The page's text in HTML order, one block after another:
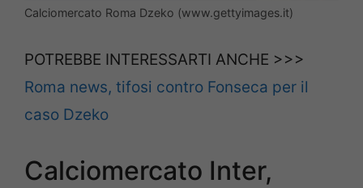
Calciomercato Roma Dzeko (www.gettyimages.it)
POTREBBE INTERESSARTI ANCHE >>>
Roma news, tifosi contro Fonseca per il
caso Dzeko
Calciomercato Inter,